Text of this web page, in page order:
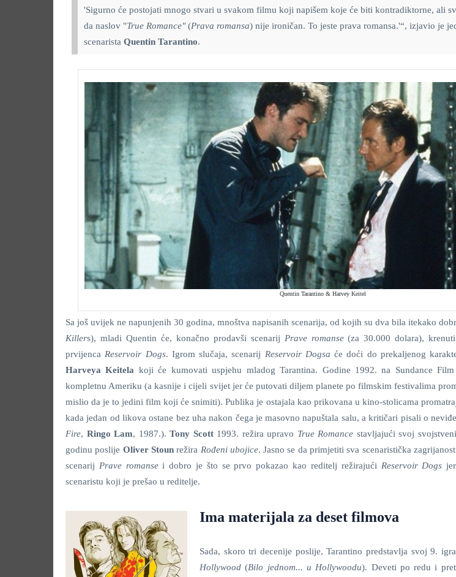
'Sigurno će postojati mnogo stvari u svakom filmu koji napišem koje će biti kontradiktorne, ali
da naslov "True Romance"(Prava romansa) nije ironičan. To jeste prava romansa.'“, izjavio je
scenarista Quentin Tarantino.
Quentin Tarantino & Harvey Keitel
Sa još uvijek ne napunjenih 30 godina, mnoštva napisanih scenarija, od kojih su dva bila itekako
Killers), mladi Quentin će, konačno prodavši scenarij Prave romanse(za 30.000 dolara),
prvijenca Reservoir Dogs. Igrom slučaja, scenarij Reservoir Dogsa će doći do prekaljenog
Harveya Keitela koji će kumovati uspjehu mladog Tarantina. Godine 1992. na Sundance
kompletnu Ameriku (a kasnije i cijeli svijet jer će putovati diljem planete po filmskim festivalima
mislio da je to jedini film koji će snimiti). Publika je ostajala kao prikovana u kino-stolicama
kada jedan od likova ostane bez uha nakon čega je masovno napuštala salu, a kritičari pisali o
Fire, Ringo Lam, 1987.). Tony Scott1993. režira upravo True Romance stavljajući svoj
godinu poslije Oliver Stounrežira Rođeni ubojice. Jasno se da primjetiti sva scenaristička
scenarij Prave romansei dobro je što se prvo pokazao kao reditelj režirajući Reservoir Dogs
scenaristu koji je prešao u reditelje.
Ima materijala za deset filmova
Sada, skoro tri decenije poslije, Tarantino predstavlja svoj 9.
Hollywood (Bilo jednom... u Hollywoodu). Deveti po redu i